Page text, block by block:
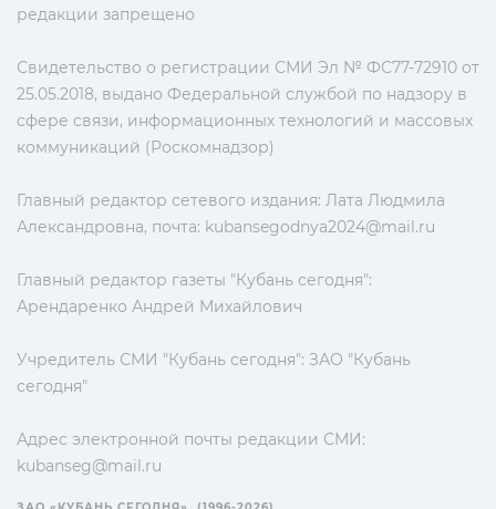
редакции запрещено
Свидетельство о регистрации СМИ Эл № ФС77-72910 от
25.05.2018, выдано Федеральной службой по надзору в
сфере связи, информационных технологий и массовых
коммуникаций (Роскомнадзор)
Главный редактор сетевого издания: Лата Людмила
Александровна, почта: kubansegodnya2024@mail.ru
Главный редактор газеты "Кубань сегодня":
Арендаренко Андрей Михайлович
Учредитель СМИ "Кубань сегодня": ЗАО "Кубань
сегодня"
Адрес электронной почты редакции СМИ:
kubanseg@mail.ru